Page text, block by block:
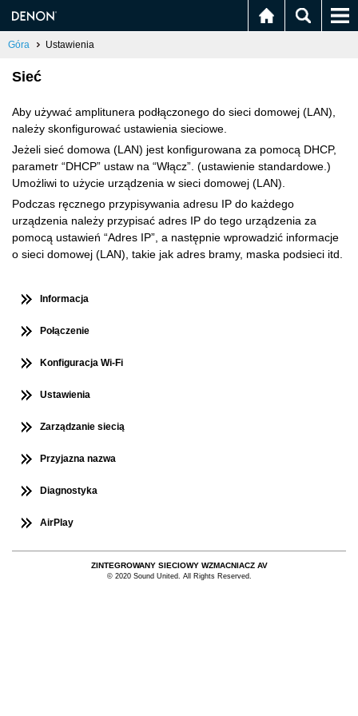
Góra Ustawienia
Sieć
Aby używać amplitunera podłączonego do sieci domowej (LAN),
należy skonfigurować ustawienia sieciowe.
Jeżeli sieć domowa (LAN) jest konfigurowana za pomocą DHCP,
parametr “DHCP” ustaw na “Włącz”. (ustawienie standardowe.)
Umożliwi to użycie urządzenia w sieci domowej (LAN).
Podczas ręcznego przypisywania adresu IP do każdego
urządzenia należy przypisać adres IP do tego urządzenia za
pomocą ustawień “Adres IP”, a następnie wprowadzić informacje
o sieci domowej (LAN), takie jak adres bramy, maska podsieci itd.
Informacja
Połączenie
Konfiguracja Wi-Fi
Ustawienia
Zarządzanie siecią
Przyjazna nazwa
Diagnostyka
AirPlay
ZINTEGROWANY SIECIOWY WZMACNIACZ AV
© 2020 Sound United. All Rights Reserved.